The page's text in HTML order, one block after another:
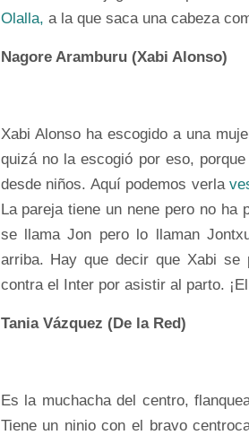
Olalla, a la que saca una cabeza
Nagore Aramburu (Xabi Alonso)
Xabi Alonso ha escogido a una
quizá no la escogió por eso,
desde niños. Aquí podemos verla
La pareja tiene un nene pero no
se llama Jon pero lo llaman
arriba. Hay que decir que Xabi se
contra el Inter por asistir al parto.
Tania Vázquez (De la Red)
Es la muchacha del centro,
Tiene un ninio con el bravo